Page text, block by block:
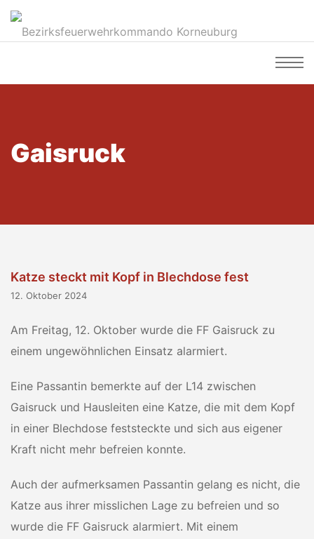
Gaisruck
Katze steckt mit Kopf in Blechdose fest
12. Oktober 2024
Am Freitag, 12. Oktober wurde die FF Gaisruck zu
einem ungewöhnlichen Einsatz alarmiert.
Eine Passantin bemerkte auf der L14 zwischen
Gaisruck und Hausleiten eine Katze, die mit dem Kopf
in einer Blechdose feststeckte und sich aus eigener
Kraft nicht mehr befreien konnte.
Auch der aufmerksamen Passantin gelang es nicht, die
Katze aus ihrer misslichen Lage zu befreien und so
wurde die FF Gaisruck alarmiert. Mit einem